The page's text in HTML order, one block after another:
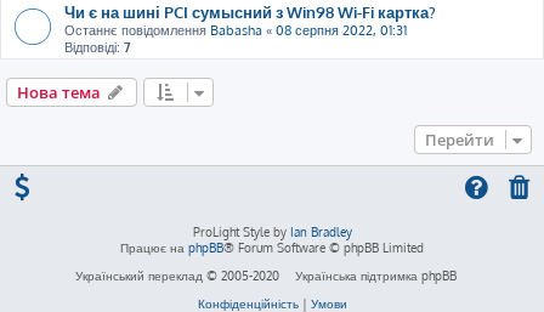
Чи є на шині PCI сумысний з Win98 Wi-Fi картка?
Останнє повідомлення Babasha « 08 серпня 2022, 01:31
Відповіді: 7
Нова тема
Перейти
ProLight Style by Ian Bradley
Працює на phpBB® Forum Software © phpBB Limited
Український переклад © 2005-2020
Українська підтримка phpBB
Конфіденційність| Умови